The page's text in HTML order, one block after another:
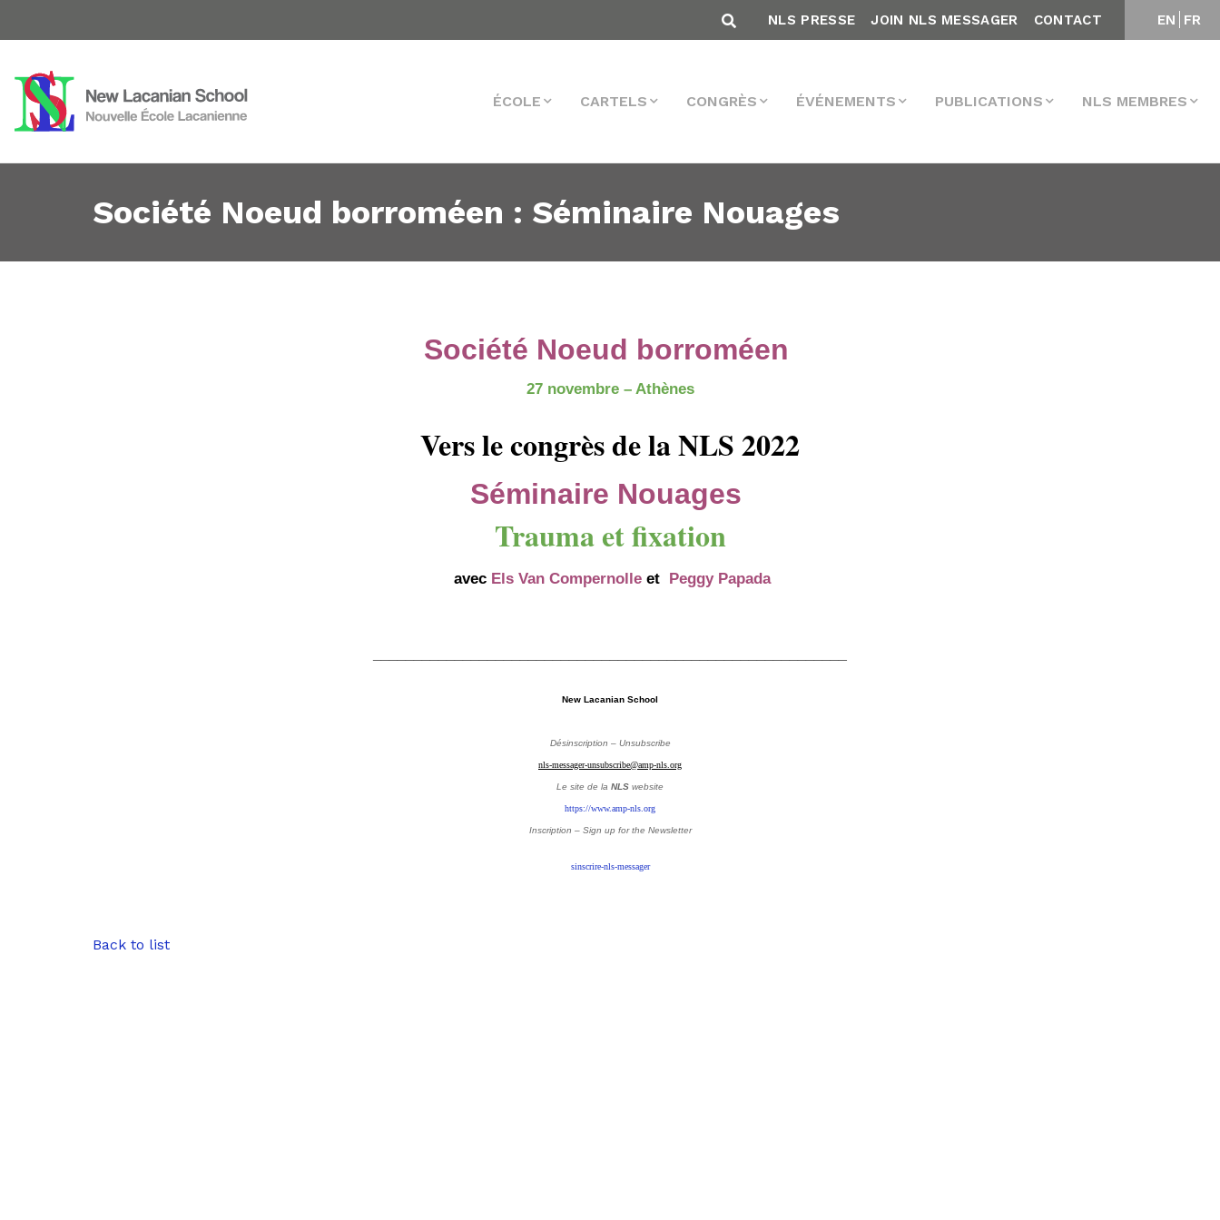
EN FR
NLS PRESSE JOIN NLS MESSAGER CONTACT
ÉCOLE CARTELS CONGRÈS ÉVÉNEMENTS PUBLICATIONS NLS MEMBRES
Société Noeud borroméen : Séminaire Nouages
Société Noeud borroméen
27 novembre – Athènes
Vers le congrès de la NLS 2022
Séminaire Nouages
Trauma et fixation
avec Els Van Compernolle et Peggy Papada
New Lacanian School
Désinscription – Unsubscribe
nls-messager-unsubscribe@amp-nls.org
Le site de la NLS website
https://www.amp-nls.org
Inscription – Sign up for the Newsletter
sinscrire-nls-messager
Back to list